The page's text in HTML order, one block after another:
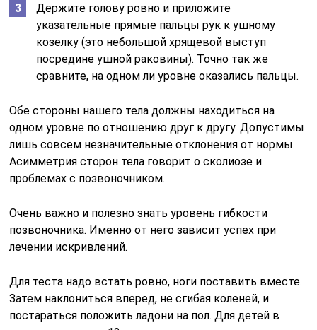
Держите голову ровно и приложите
указательные прямые пальцы рук к ушному
козелку (это небольшой хрящевой выступ
посредине ушной раковины). Точно так же
сравните, на одном ли уровне оказались пальцы.
Обе стороны нашего тела должны находиться на
одном уровне по отношению друг к другу. Допустимы
лишь совсем незначительные отклонения от нормы.
Асимметрия сторон тела говорит о сколиозе и
проблемах с позвоночником.
Очень важно и полезно знать уровень гибкости
позвоночника. Именно от него зависит успех при
лечении искривлений.
Для теста надо встать ровно, ноги поставить вместе.
Затем наклониться вперед, не сгибая коленей, и
постараться положить ладони на пол. Для детей в